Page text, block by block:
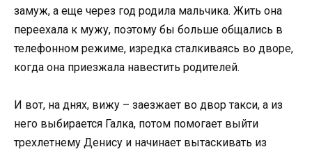
замуж, а еще через год родила мальчика. Жить она
переехала к мужу, поэтому бы больше общались в
телефонном режиме, изредка сталкиваясь во дворе,
когда она приезжала навестить родителей.
И вот, на днях, вижу – заезжает во двор такси, а из
него выбирается Галка, потом помогает выйти
трехлетнему Денису и начинает вытаскивать из